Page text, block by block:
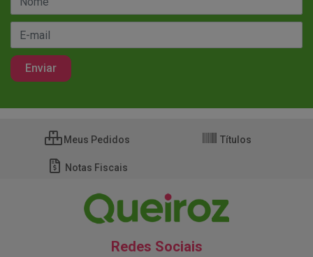
Meus Pedidos Títulos
Notas Fiscais
Redes Sociais